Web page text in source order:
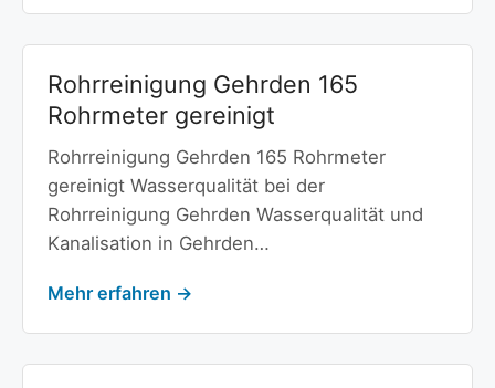
Rohrreinigung Gehrden 165
Rohrmeter gereinigt
Rohrreinigung Gehrden 165 Rohrmeter
gereinigt Wasserqualität bei der
Rohrreinigung Gehrden Wasserqualität und
Kanalisation in Gehrden…
Mehr erfahren →